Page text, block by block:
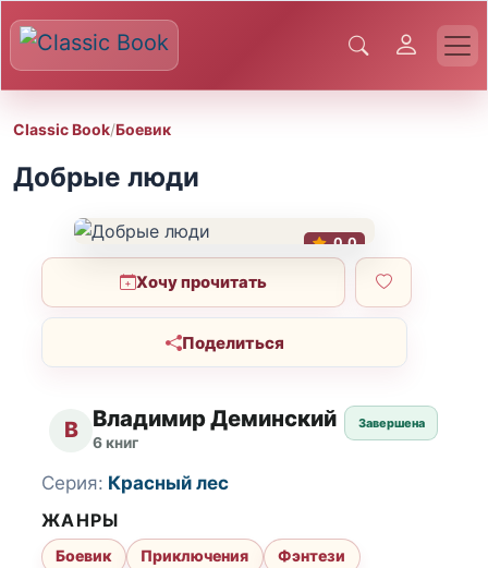
Classic Book/Боевик
Добрые люди
0.0
Хочу прочитать
Поделиться
В Владимир Деминский
6 книг
Завершена
Серия: Красный лес
ЖАНРЫ
Боевик Приключения
Фэнтези